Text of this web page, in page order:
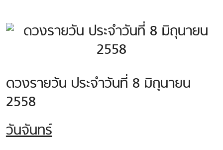
ดวงรายวัน ประจำวันที่ 8 มิถุนายน
2558
วันจันทร์